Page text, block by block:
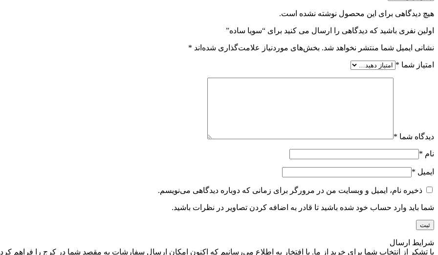
هیچ دیدگاهی برای این محصول نوشته نشده است.
اولین نفری باشید که دیدگاهی را ارسال می کنید برای “سویا ساده”
نشانی ایمیل شما منتشر نخواهد شد. بخش‌های موردنیاز علامت‌گذاری شده‌اند *
امتیاز شما *
دیدگاه شما *
نام *
ایمیل *
ذخیره نام، ایمیل و وبسایت من در مرورگر برای زمانی که دوباره دیدگاهی می‌نویسم.
شما باید وارد حساب خود شده باشید تا قادر به اضافه کردن تصاویر در نظرات باشید.
شرایط ارسال
با تشکر از انتخاب شما برای خرید از ما. با افتخار به اطلاع می‌رسانیم که اکنون امکان ارسال سفارشات به مقصد شما در کرج را فراهم